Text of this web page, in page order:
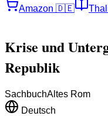
Amazon 🇩🇪
Krise und
Republik
SachbuchAltes Rom
Deutsch